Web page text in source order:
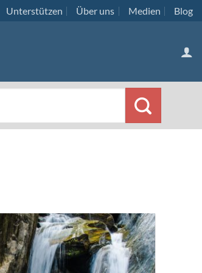
Unterstützen Über uns Medien Blog